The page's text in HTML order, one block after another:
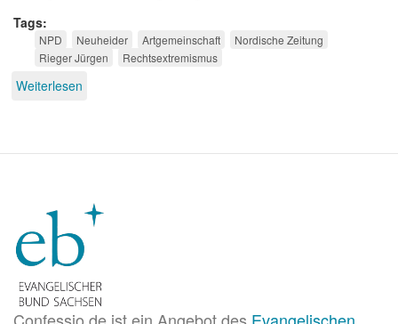
Tags
NPD Neuheider Artgemeinschaft
Nordische Zeitung
Rieger Jürgen
Rechtsextremismus
Weiterlesen
Confessio.de ist ein Angebot des Evangelischen